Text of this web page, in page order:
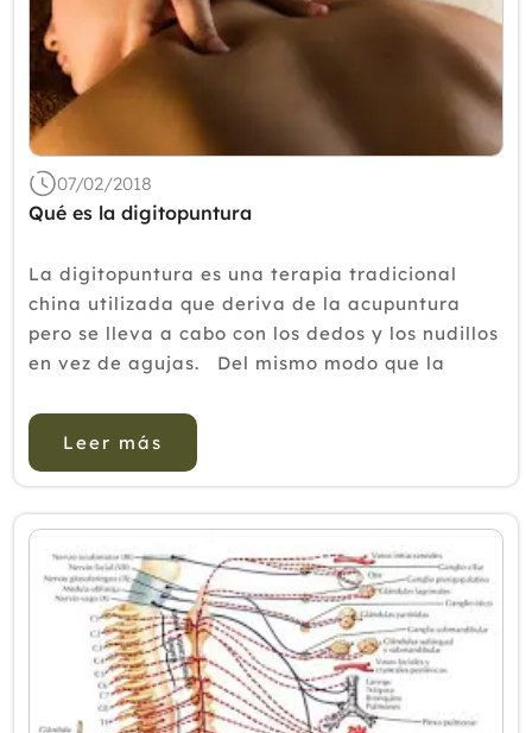
07/02/2018
Qué es la digitopuntura
La digitopuntura es una terapia tradicional
china utilizada que deriva de la acupuntura
pero se lleva a cabo con los dedos y los nudillos
en vez de agujas. Del mismo modo que la
tradicional china, la energía fluye por nuestr...
Leer más